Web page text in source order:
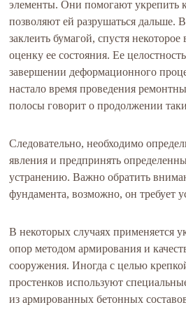
элементы. Они помогают укрепить
позволяют ей разрушаться дальше.
заклеить бумагой, спустя некоторое
оценку ее состояния. Ее
завершении деформационного
настало время проведения
полосы говорит о продолжении
Следовательно, необходимо
явления и предпринять
устранению. Важно обратить
фундамента, возможно, он требует
В некоторых случаях применяется
опор методом армирования и
сооружения. Иногда с целью
простенков используют
из армированных бетонных